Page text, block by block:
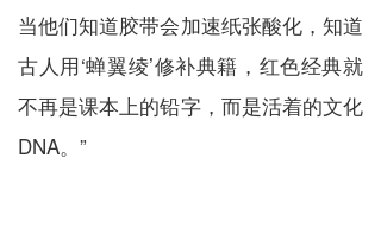
当他们知道胶带会加速纸张酸化，知道
古人用‘蝉翼绫’修补典籍，红色经典就
不再是课本上的铅字，而是活着的文化
DNA。”